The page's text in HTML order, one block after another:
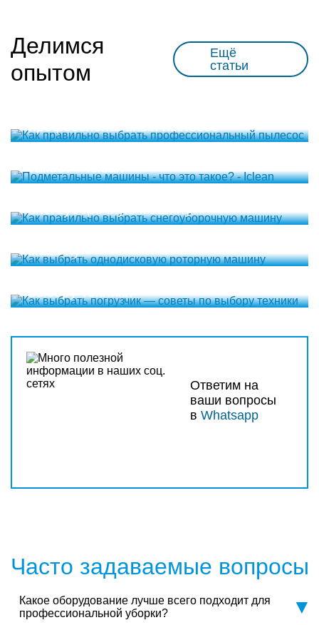
Делимся
опытом
Ещё
статьи
Ответим на
ваши вопросы
в Whatsapp
Часто задаваемые вопросы
Какое оборудование лучше всего подходит для
профессиональной уборки?